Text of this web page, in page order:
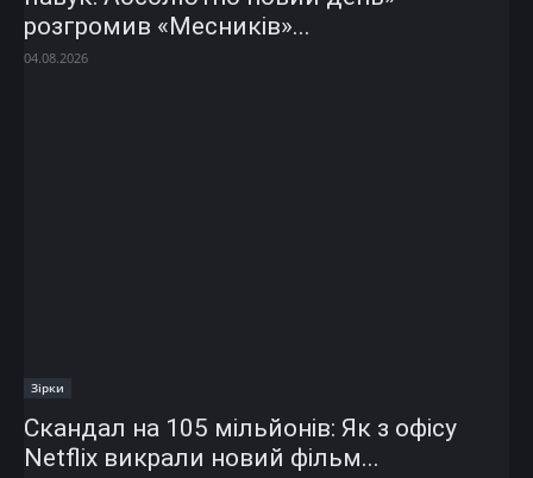
розгромив «Месників»...
04.08.2026
Зірки
Скандал на 105 мільйонів: Як з офісу
Netflix викрали новий фільм...